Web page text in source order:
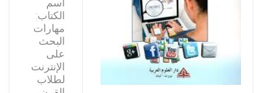
اسم
الكتاب:
مهارات
البحث
على
الإنترنت
لطلاب